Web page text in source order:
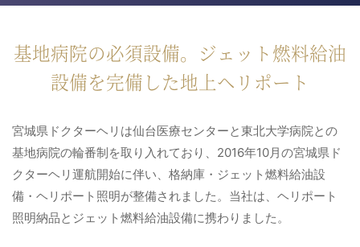
基地病院の必須設備。ジェット燃料給油
設備を完備した地上ヘリポート
宮城県ドクターヘリは仙台医療センターと東北大学病院との
基地病院の輪番制を取り入れており、2016年10月の宮城県ド
クターヘリ運航開始に伴い、格納庫・ジェット燃料給油設
備・ヘリポート照明が整備されました。当社は、ヘリポート
照明納品とジェット燃料給油設備に携わりました。